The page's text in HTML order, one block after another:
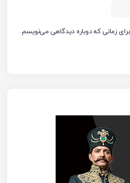
زمانی که دوباره دیدگاهی می‌نویسم.